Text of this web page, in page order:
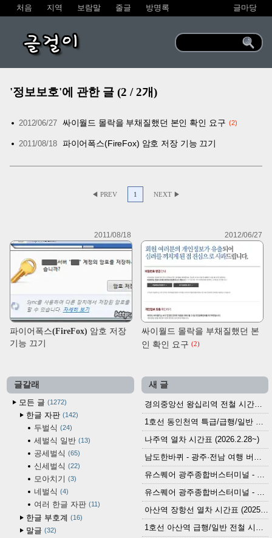
처음 지역 보람말 줄글 방명록 글마당
글걸이
'정보보호'에 관한 글 (2 / 2개)
2012/06/27 싸이월드 몰락을 부채질했던 본인 확인 요구 2
2011/08/18 파이어폭스(FireFox) 암호 저장 기능 끄기
◀ PREV 1 NEXT ▶
2011/08/18
파이어폭스(FireFox) 암호 저장
기능 끄기
2012/06/27
싸이월드 몰락을 부채질했던 본
인 확인 요구 (2)
글갈래
모든 글
1272
한글 자판 142
두벌식 24
세벌식 일반 13
공세벌식 65
신세벌식 22
모아치기 3
네벌식 4
여러 한글 자판 11
한글 부호계 16
말글 32
새 글
경의중앙선 왕십리역 전철 시간표 (2026.4.20~)
1호선 동인천역 특급/급행/일반 전철 시간표 (2026.2.28~)
나주역 열차 시간표 (2026.2.28~)
남도한바퀴 - 광주·전남 여행 버스 노선 (2026.3.1~5.31)
유스퀘어 광주종합버스터미널 - 곡성,순천／화순,보성,율포 방면 시외버스 시간표 (2026.1.31)
유스퀘어 광주종합버스터미널 - 담양, 순창, 남원, 무주, 장수, 거창, 대구 방면 시외버스 시간표 (2026...
아산역 장항선 열차 시간표 (2025.12.30 기준) (무궁화호, ITX-마음, 새마을호, 서해금빛열차)
1호선 아산역 급행/일반 전철 시간표 (2025.12.30~)